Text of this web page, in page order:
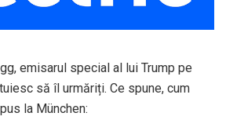
emisarul special al lui Trump pe
să îl urmăriți. Ce spune, cum
la München: